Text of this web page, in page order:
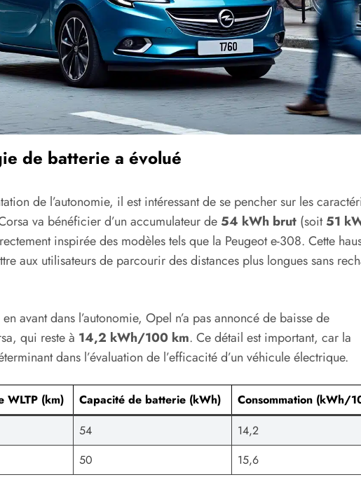
de batterie a évolué
de l’autonomie, il est intéressant de se pencher sur les
va bénéficier d’un accumulateur de 54 kWh brut (soit51
inspirée des modèles tels que la Peugeot e-308. Cette
aux utilisateurs de parcourir des distances plus longues sans
avant dans l’autonomie, Opel n’a pas annoncé de baisse de
qui reste à 14,2 kWh/100 km. Ce détail est important, car la
dans l’évaluation de l’efficacité d’un véhicule électrique.
WLTP (km) Capacité de batterie (kWh)
Consommation (kWh/
54
14,2
50 15,6